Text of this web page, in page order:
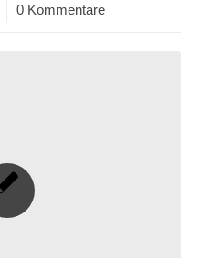
0 Kommentare